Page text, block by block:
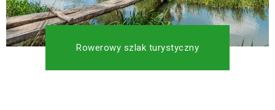
Rowerowy szlak turystyczny